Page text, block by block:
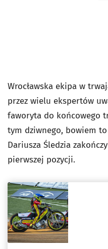
Wrocławska ekipa w
przez wielu ekspertów
faworyta do końcowego
tym dziwnego, bowiem
Dariusza Śledzia
pierwszej pozycji.